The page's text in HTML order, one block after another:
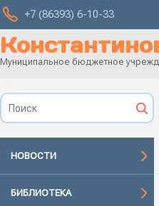
+7 (86393) 6-10-33
Муниципальное бюджетное
НОВОСТИ
БИБЛИОТЕКА